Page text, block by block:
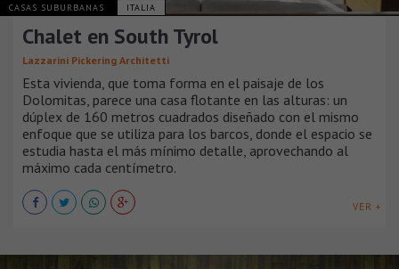
CASAS SUBURBANAS ITALIA
Chalet en South Tyrol
Lazzarini Pickering Architetti
Esta vivienda, que toma forma en el paisaje de los
Dolomitas, parece una casa flotante en las alturas: un
dúplex de 160 metros cuadrados diseñado con el mismo
enfoque que se utiliza para los barcos, donde el espacio se
estudia hasta el más mínimo detalle, aprovechando al
máximo cada centímetro.
VER +